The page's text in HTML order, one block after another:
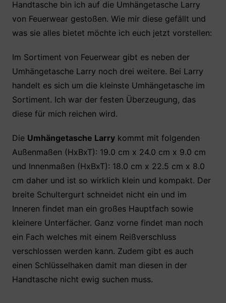
e
b
o
k
er s
A
p
e
st
n
Handtasche bin ich auf die Umhängetasche Larry
von Feuerwear gestoßen. Wie mir diese gefällt und
was sie alles bietet möchte ich euch jetzt vorstellen:
Im Sortiment von Feuerwear gibt es neben der
Umhängetasche Larry noch drei weitere. Bei Larry
handelt es sich um die kleinste Umhängetasche im
Sortiment. Ich war der festen Überzeugung, das
diese für mich reichen wird.
Die Umhängetasche Larrykommt mit folgenden
Außenmaßen (HxBxT): 19.0 cm x 24.0 cm x 9.0 cm
und Innenmaßen (HxBxT): 18.0 cm x 22.5 cm x 8.0
cm daher und ist so wirklich klein und kompakt. Der
breite Schultergurt schneidet nicht ein und im
Inneren findet man ein großes Hauptfach sowie
kleinere Unterfächer. Ganz vorne findet man noch
ein Fach welches mit einem Reißverschluss
verschlossen werden kann. Zudem gibt es auch
einen Schlüsselhaken damit man diesen in der
Handtasche nicht ewig suchen muss.